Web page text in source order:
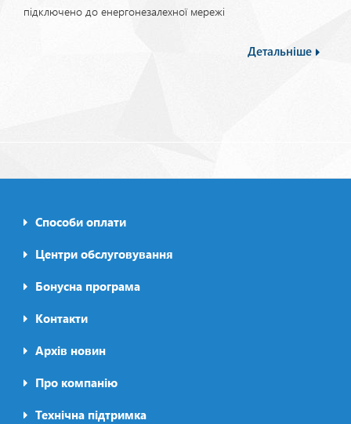
підключено до енергонезалехної мережі
Детальніше
Footer0
menu
Способи оплати
Центри обслуговування
Бонусна програма
Контакти
Архів новин
Футер2
Про компанію
Технічна підтримка